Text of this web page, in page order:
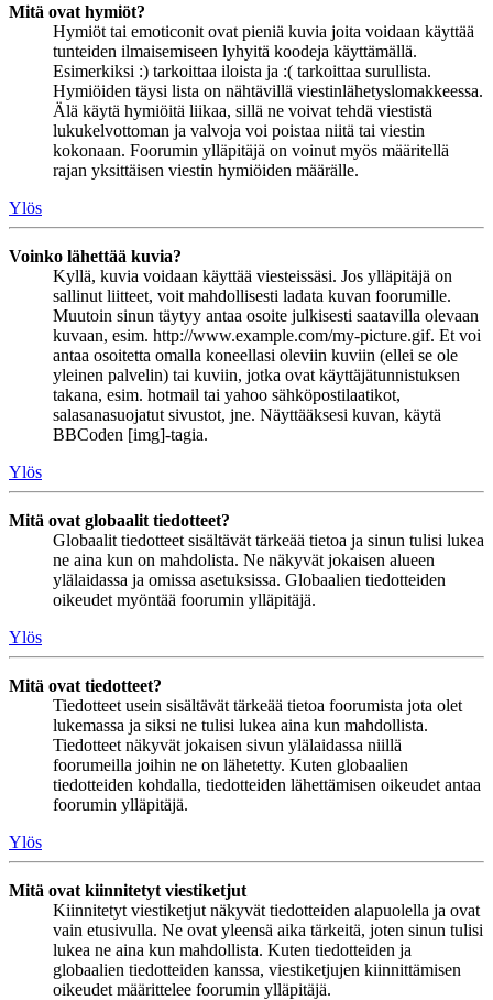
Mitä ovat hymiöt?
Hymiöt tai emoticonit ovat pieniä kuvia joita voidaan käyttää
tunteiden ilmaisemiseen lyhyitä koodeja käyttämällä.
Esimerkiksi :) tarkoittaa iloista ja :( tarkoittaa surullista.
Hymiöiden täysi lista on nähtävillä viestinlähetyslomakkeessa.
Älä käytä hymiöitä liikaa, sillä ne voivat tehdä viestistä
lukukelvottoman ja valvoja voi poistaa niitä tai viestin
kokonaan. Foorumin ylläpitäjä on voinut myös määritellä
rajan yksittäisen viestin hymiöiden määrälle.
Ylös
Voinko lähettää kuvia?
Kyllä, kuvia voidaan käyttää viesteissäsi. Jos ylläpitäjä on
sallinut liitteet, voit mahdollisesti ladata kuvan foorumille.
Muutoin sinun täytyy antaa osoite julkisesti saatavilla olevaan
kuvaan, esim. http://www.example.com/my-picture.gif. Et voi
antaa osoitetta omalla koneellasi oleviin kuviin (ellei se ole
yleinen palvelin) tai kuviin, jotka ovat käyttäjätunnistuksen
takana, esim. hotmail tai yahoo sähköpostilaatikot,
salasanasuojatut sivustot, jne. Näyttääksesi kuvan, käytä
BBCoden [img]-tagia.
Ylös
Mitä ovat globaalit tiedotteet?
Globaalit tiedotteet sisältävät tärkeää tietoa ja sinun tulisi lukea
ne aina kun on mahdolista. Ne näkyvät jokaisen alueen
ylälaidassa ja omissa asetuksissa. Globaalien tiedotteiden
oikeudet myöntää foorumin ylläpitäjä.
Ylös
Mitä ovat tiedotteet?
Tiedotteet usein sisältävät tärkeää tietoa foorumista jota olet
lukemassa ja siksi ne tulisi lukea aina kun mahdollista.
Tiedotteet näkyvät jokaisen sivun ylälaidassa niillä
foorumeilla joihin ne on lähetetty. Kuten globaalien
tiedotteiden kohdalla, tiedotteiden lähettämisen oikeudet antaa
foorumin ylläpitäjä.
Ylös
Mitä ovat kiinnitetyt viestiketjut
Kiinnitetyt viestiketjut näkyvät tiedotteiden alapuolella ja ovat
vain etusivulla. Ne ovat yleensä aika tärkeitä, joten sinun tulisi
lukea ne aina kun mahdollista. Kuten tiedotteiden ja
globaalien tiedotteiden kanssa, viestiketjujen kiinnittämisen
oikeudet määrittelee foorumin ylläpitäjä.